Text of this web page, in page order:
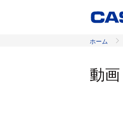
ホーム
動画